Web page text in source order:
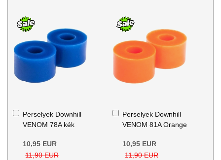
Perselyek Downhill
VENOM 78A kék
10,95 EUR
11,90 EUR
Kosárba
Perselyek Downhill
VENOM 81A Orange
10,95 EUR
11,90 EUR
Kosárba